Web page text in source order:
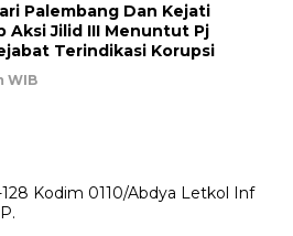
Palembang Dan Kejati
Aksi Jilid III Menuntut Pj
Terindikasi Korupsi
WIB